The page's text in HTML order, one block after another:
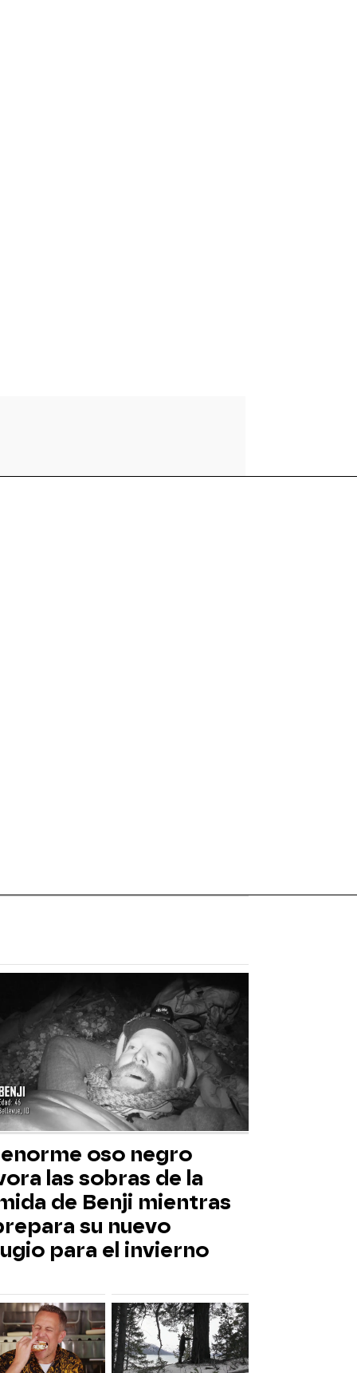
oso negro
las sobras de la
de Benji mientras
su nuevo
para el invierno